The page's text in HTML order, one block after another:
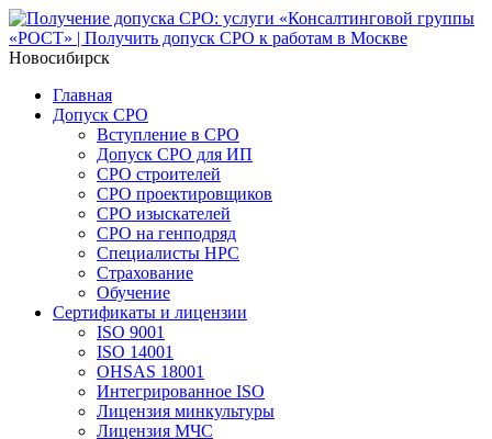
Новосибирск
Главная
Допуск СРО
Вступление в СРО
Допуск СРО для ИП
СРО строителей
СРО проектировщиков
СРО изыскателей
СРО на генподряд
Специалисты НРС
Страхование
Обучение
Сертификаты и лицензии
ISO 9001
ISO 14001
OHSAS 18001
Интегрированное ISO
Лицензия минкультуры
Лицензия МЧС